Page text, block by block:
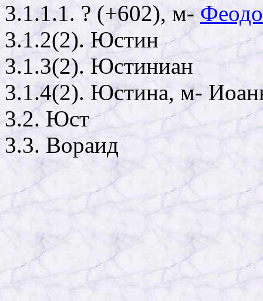
3.1.1.1. ? (+602), м-
3.1.2(2). Юстин
3.1.3(2). Юстиниан
3.1.4(2). Юстина, м-
3.2. Юст
3.3. Вораид